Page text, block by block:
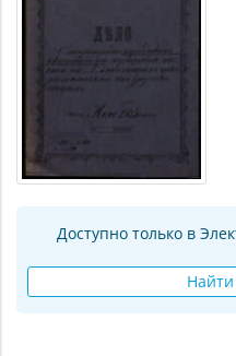
Доступно только в